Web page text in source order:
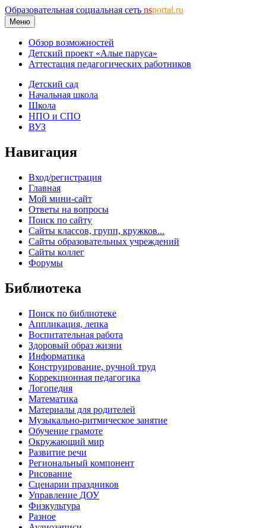
Образовательная социальная сеть nsportal.ru
Меню
Обзор возможностей
Детский проект «Алые паруса»
Аттестация педагогических работников
Детский сад
Начальная школа
Школа
НПО и СПО
ВУЗ
Навигация
Вход/регистрация
Главная
Мой мини-сайт
Ответы на вопросы
Поиск по сайту
Сайты классов, групп, кружков...
Сайты образовательных учреждений
Сайты коллег
Форумы
Библиотека
Поиск по библиотеке
Аппликация, лепка
Воспитательная работа
Здоровый образ жизни
Информатика
Конструирование, ручной труд
Коррекционная педагогика
Логопедия
Математика
Материалы для родителей
Музыкально-ритмическое занятие
Обучение грамоте
Окружающий мир
Развитие речи
Региональный компонент
Рисование
Сценарии праздников
Управление ДОУ
Физкультура
Разное